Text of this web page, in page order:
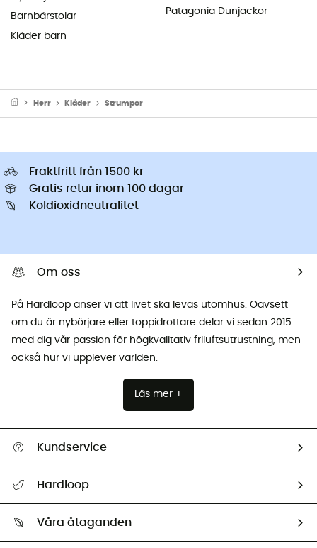
Barnbärstolar
Kläder barn
Patagonia Dunjackor
Herr Kläder Strumpor
Fraktfritt från 1500 kr
Gratis retur inom 100 dagar
Koldioxidneutralitet
Om oss
På Hardloop anser vi att livet ska levas utomhus. Oavsett
om du är nybörjare eller toppidrottare delar vi sedan 2015
med dig vår passion för högkvalitativ friluftsutrustning, men
också hur vi upplever världen.
Läs mer +
Kundservice
Retur & återbetalning
Hardloop
Våra åtaganden